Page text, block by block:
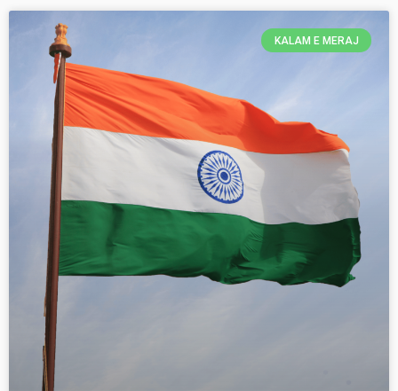
KALAM E MERAJ